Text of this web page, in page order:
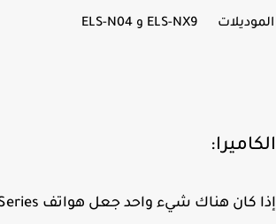
ELS-NX9 و ELS-N04